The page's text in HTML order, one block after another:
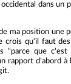
dans un
ma position une
crois qu'il faut
"parce que
rapport d'abord à